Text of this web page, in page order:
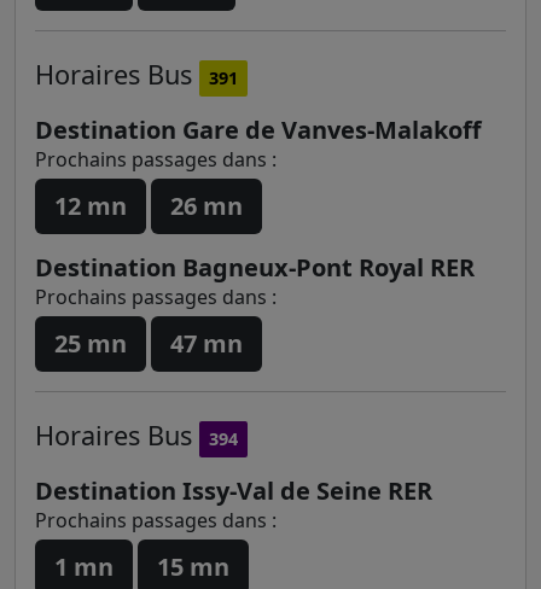
Horaires Bus 391
Destination Gare de Vanves-Malakoff
Prochains passages dans :
12 mn
26 mn
Destination Bagneux-Pont Royal RER
Prochains passages dans :
25 mn 47 mn
Horaires Bus 394
Destination Issy-Val de Seine RER
Prochains passages dans :
1 mn
15 mn